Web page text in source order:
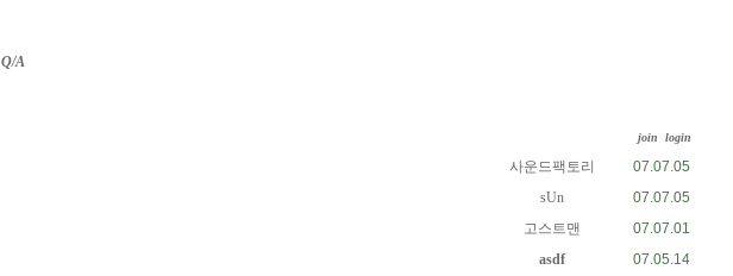
Q/A
join login
사운드팩토리
07.07.05
sUn
07.07.05
고스트맨
07.07.01
asdf
07.05.14